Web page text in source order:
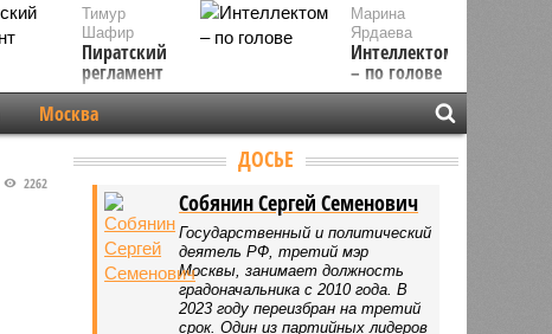
Марина
Ярдаева
Интеллектом
– по голове
Тимур
Шафир
Пиратский
регламент
Москва
2262
ДОСЬЕ
Собянин Сергей Семенович
Государственный и политический
деятель РФ, третий мэр
Москвы, занимает должность
градоначальника с 2010 года. В
2023 году переизбран на третий
срок. Один из партийных лидеров